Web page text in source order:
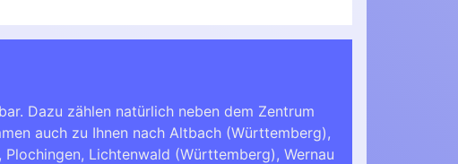
Dazu zählen natürlich neben dem Zentrum
auch zu Ihnen nach Altbach (Württemberg) ,
Plochingen, Lichtenwald (Württemberg) , Wernau